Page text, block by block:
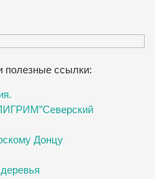
полезные ссылки:
Донцу